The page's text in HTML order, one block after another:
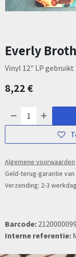
Everly
Vinyl 12" LP
8,22€
Algemene voorwaarden
Geld-terug-garantie van
Verzending: 2-3
Barcode:
Interne referentie: